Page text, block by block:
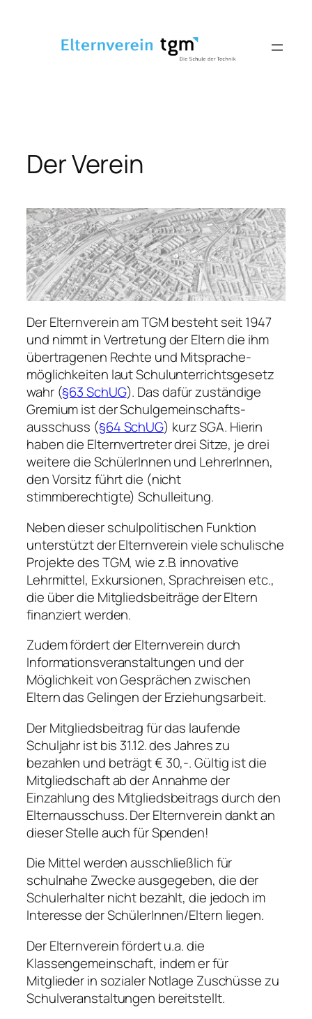
Der Verein
Der Elternverein am TGM besteht seit 1947
und nimmt in Vertretung der Eltern die ihm
übertragenen Rechte und Mitsprache­
möglichkeiten laut Schulunterrichts­gesetz
wahr (§63 SchUG). Das dafür zuständige
Gremium ist der Schulgemeinschafts­
ausschuss (§64 SchUG) kurz SGA. Hierin
haben die Elternvertreter drei Sitze, je drei
weitere die SchülerInnen und LehrerInnen,
den Vorsitz führt die (nicht
stimmberechtigte) Schulleitung.
Neben dieser schulpolitischen Funktion
unterstützt der Elternverein viele schulische
Projekte des TGM, wie z.B. innovative
Lehrmittel, Exkursionen, Sprachreisen etc.,
die über die Mitgliedsbeiträge der Eltern
finanziert werden.
Zudem fördert der Elternverein durch
Informationsveranstaltungen und der
Möglichkeit von Gesprächen zwischen
Eltern das Gelingen der Erziehungsarbeit.
Der Mitgliedsbeitrag für das laufende
Schuljahr ist bis 31.12. des Jahres zu
bezahlen und beträgt € 30,-. Gültig ist die
Mitgliedschaft ab der Annahme der
Einzahlung des Mitgliedsbeitrags durch den
Elternausschuss. Der Elternverein dankt an
dieser Stelle auch für Spenden!
Die Mittel werden ausschließlich für
schulnahe Zwecke ausgegeben, die der
Schulerhalter nicht bezahlt, die jedoch im
Interesse der SchülerInnen/Eltern liegen.
Der Elternverein fördert u.a. die
Klassengemeinschaft, indem er für
Mitglieder in sozialer Notlage Zuschüsse zu
Schulveranstaltungen bereitstellt.